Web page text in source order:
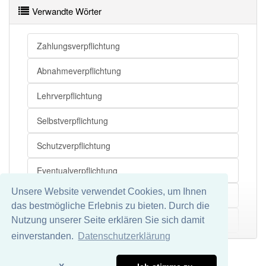
Unsere Website verwendet Cookies, um Ihnen
das bestmögliche Erlebnis zu bieten. Durch die
Nutzung unserer Seite erklären Sie sich damit
einverstanden.
Datenschutzerklärung
Verpflichtung
Verpflichtung
Verbindlichkeit
Verpflichtung
Agenda
Verpflichtung
Verpflichtung
Verpflichtung
Verpflichtung
Vorbehalt
Verpflichtung
Versteckspiel
Verpflichtung openthesaurus
Haupt
Zivilrecht
Schuldverhältnis
Abgrenzung
Verwandte Wörter
Zahlungsverpflichtung
Abnahmeverpflichtung
Lehrverpflichtung
Selbstverpflichtung
Schutzverpflichtung
Eventualverpflichtung
Abrüstungsverpflichtung
BündnisverpflichtungMehr
Datenschutz